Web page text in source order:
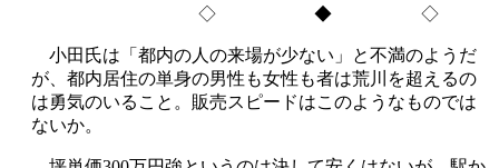
◇ ◆ ◇
小田氏は「都内の人の来場が少ない」と不満のようだ
が、都内居住の単身の男性も女性も者は荒川を超えるの
は勇気のいること。販売スピードはこのようなものでは
ないか。